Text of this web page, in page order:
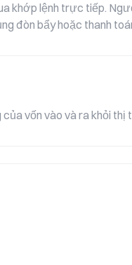
khớp lệnh trực tiếp.
đòn bẩy hoặc thanh
vốn vào và ra khỏi